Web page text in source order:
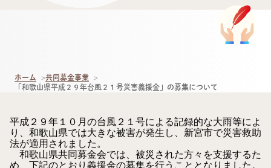
ホーム
共同募金事業
「和歌山県平成２９年台風２１号災害義援金」の募集について
平成２９年１０月の台風２１号による記録的な大雨等によ
り、和歌山県では大きな被害が発生し、新宮市で災害救助
法が適用されました。
和歌山県共同募金会では、被災された方々を支援するた
め、下記のとおり義援金の募集を行うこととなりました。